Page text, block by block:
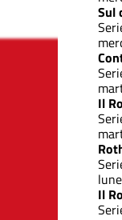
Sul
Il
Il